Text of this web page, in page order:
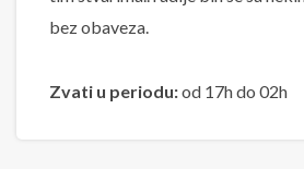
bez obaveza.
Zvati u periodu:od 17h do 02h